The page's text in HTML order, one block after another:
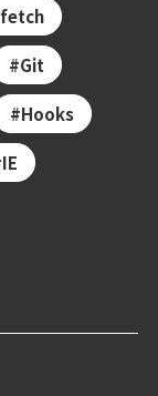
fetch
Git
Hooks
IE